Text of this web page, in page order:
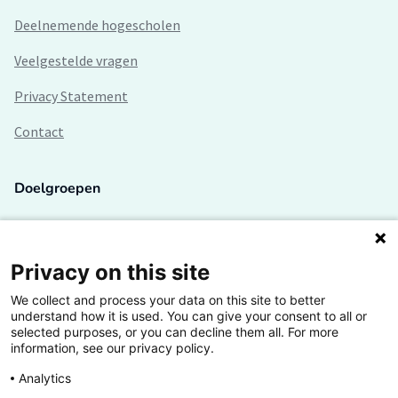
De vrijwillige medewerkers van Vluchtelingenwerk moeten
contactuele eigenschappen en communicatieve
vaardigheden. Bovendien hebben zij
communicatie, werken met een tolk,
Vluchtelingenwerk heeft een eigen trainings- en
opleidingsprogramma waarin een deel
Deelnemende hogescholen
Veelgestelde vragen
Privacy Statement
Contact
Doelgroepen
Lectoren en onderzoekers
Bedrijven
Hogescholen
Privacy on this site
We collect and process your data on this site to better
understand how it is used. You can give your consent to all or
selected purposes, or you can decline them all. For more
information, see our privacy policy.
Analytics